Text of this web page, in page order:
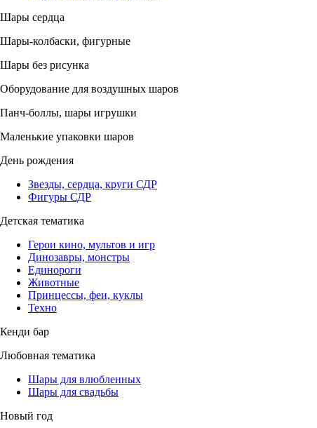
Шары сердца
Шары-колбаски, фигурные
Шары без рисунка
Оборудование для воздушных шаров
Панч-боллы, шары игрушки
Маленькие упаковки шаров
День рождения
Звезды, сердца, круги СДР
Фигуры СДР
Детская тематика
Герои кино, мультов и игр
Динозавры, монстры
Единороги
Животные
Принцессы, феи, куклы
Техно
Кенди бар
Любовная тематика
Шары для влюбленных
Шары для свадьбы
Новый год